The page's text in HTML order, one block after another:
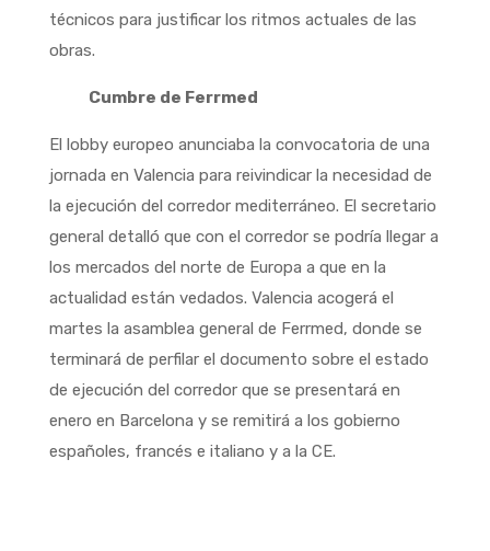
técnicos para justificar los ritmos actuales de las
obras.
Cumbre de Ferrmed
El lobby europeo anunciaba la convocatoria de una
jornada en Valencia para reivindicar la necesidad de
la ejecución del corredor mediterráneo. El secretario
general detalló que con el corredor se podría llegar a
los mercados del norte de Europa a que en la
actualidad están vedados. Valencia acogerá el
martes la asamblea general de Ferrmed, donde se
terminará de perfilar el documento sobre el estado
de ejecución del corredor que se presentará en
enero en Barcelona y se remitirá a los gobierno
españoles, francés e italiano y a la CE.